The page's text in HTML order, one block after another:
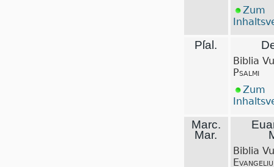
Zum
Pſal.
Biblia
Psalmi
Zum
Marc.
Mar.
Biblia